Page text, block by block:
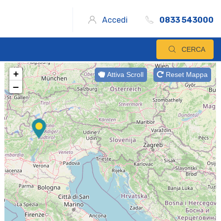
Accedi 0833 543000
CERCA
Attiva Scroll Reset Mappa
+
−